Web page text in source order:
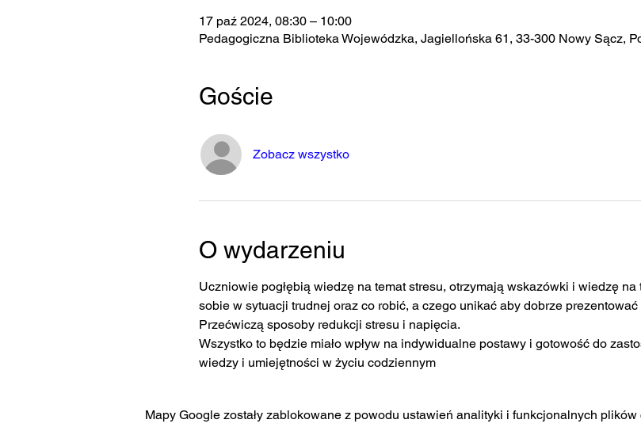
17 paź 2024, 08:30 – 10:00
Pedagogiczna Biblioteka Wojewódzka, Jagiellońska 61, 33-300 Nowy Sącz,
Goście
Zobacz wszystko
O wydarzeniu
Uczniowie pogłębią wiedzę na temat stresu, otrzymają wskazówki i wiedzę
sobie w sytuacji trudnej oraz co robić, a czego unikać aby dobrze prezentować
Przećwiczą sposoby redukcji stresu i napięcia.
Wszystko to będzie miało wpływ na indywidualne postawy i gotowość do
wiedzy i umiejętności w życiu codziennym
Mapy Google zostały zablokowane z powodu ustawień analityki i funkcjonalnych plików